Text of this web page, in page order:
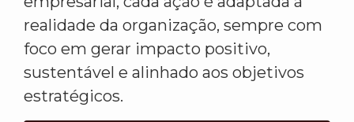
realidade da organização, sempre com
foco em gerar impacto positivo,
sustentável e alinhado aos objetivos
estratégicos.